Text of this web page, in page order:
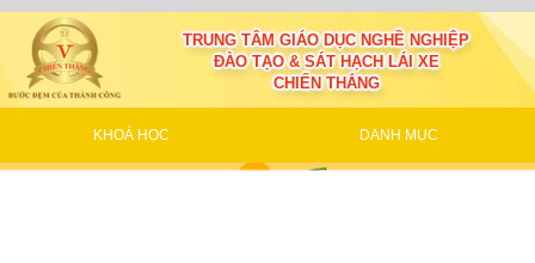
TRUNG TÂM GIÁO DỤC NGHỀ NGHIỆP
ĐÀO TẠO & SÁT HẠCH LÁI XE
CHIẾN THẮNG
KHOÁ HỌC DANH MỤC